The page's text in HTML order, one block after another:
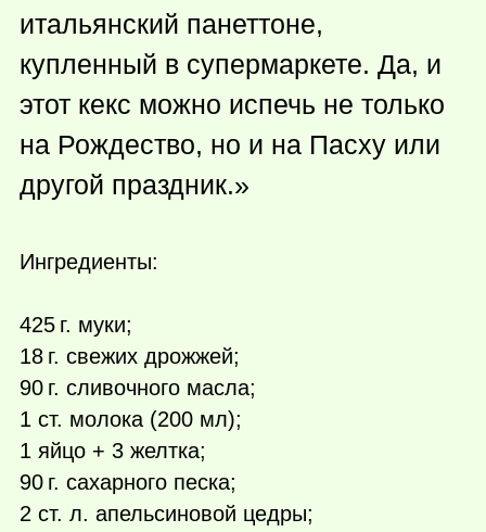
итальянский панеттоне,
купленный в супермаркете. Да, и
этот кекс можно испечь не только
на Рождество, но и на Пасху или
другой праздник.»
Ингредиенты:
425 г. муки;
18 г. свежих дрожжей;
90 г. сливочного масла;
1 ст. молока (200 мл);
1 яйцо + 3 желтка;
90 г. сахарного песка;
2 ст. л. апельсиновой цедры;